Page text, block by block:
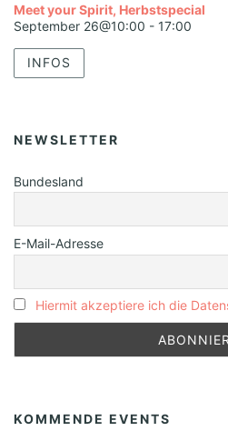
Meet your Spirit, Herbstspecial
September 26@10:00 - 17:00
INFOS
NEWSLETTER
Bundesland
E-Mail-Adresse
Hiermit akzeptiere ich die
KOMMENDE EVENTS